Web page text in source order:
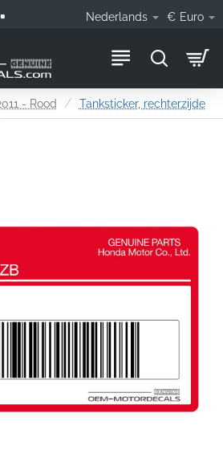
Nederlands € Euro
- Rood Tanksticker, rechterzijde